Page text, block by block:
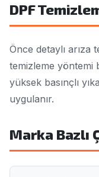
DPF
Önce detaylı arıza
temizleme yöntemi
yüksek basınçlı
uygulanır.
Marka Bazlı